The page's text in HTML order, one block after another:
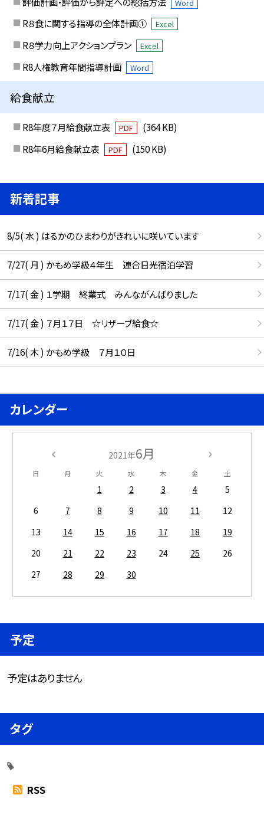
Word
R８食に関する指導の全体計画① Excel
R８学力向上アクションプラン Excel
R8人権教育年間指導計画 Word
給食献立
R8年度７月給食献立表 PDF
(364 KB)
R8年6月給食献立表
PDF (150 KB)
新着記事
8/5( 水 ) はるかのひまわりがきれいに咲いています
7/27( 月 ) かもめ学級４年生 連合日光宿泊学習
7/17( 金 ) １学期 終業式 みんながんばりました
7/17( 金 ) ７月１７日 ☆リザーブ給食☆
7/16( 木 ) かもめ学級 ７月１０日
カレンダー
2021年6月
日 月 火 水 木 金 土
1 2 3 4
5
6
7 8 9 10 11
12
13
14 15 16 17 18
19
20
21 22 23 24 25
26
27
28 29 30
予定
予定はありません
タグ
RSS